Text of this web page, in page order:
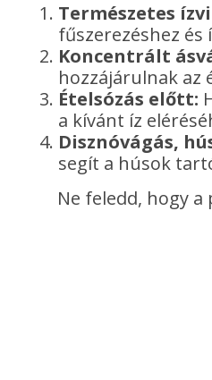
Természetes
fűszerezéshez és
Koncentrált
hozzájárulnak az
Ételsózás előtt:
a kívánt íz
Disznóvágás,
segít a húsok
Ne feledd, hogy